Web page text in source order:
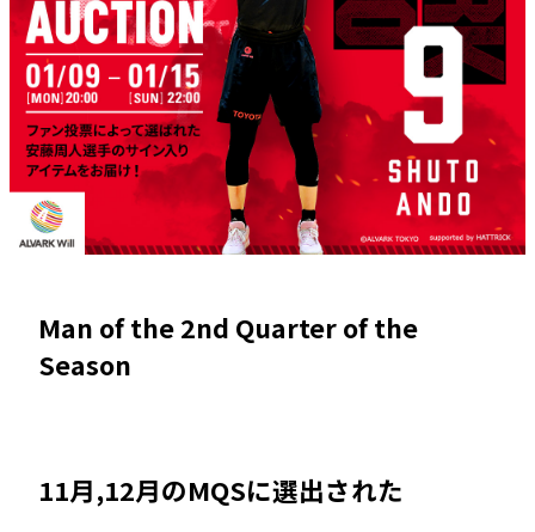
Man of the 2nd Quarter of the
Season
11月,12月のMQSに選出された